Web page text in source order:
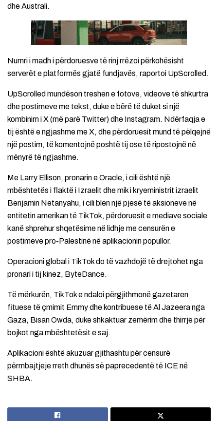
dhe Australi.
Numri i madh i përdoruesve të rinj rrëzoi përkohësisht
serverët e platformës gjatë fundjavës, raportoi UpScrolled.
UpScrolled mundëson treshen e fotove, videove të shkurtra
dhe postimeve me tekst, duke e bërë të duket si një
kombinim i X (më parë Twitter) dhe Instagram. Ndërfaqja e
tij është e ngjashme me X, dhe përdoruesit mund të pëlqejnë
një postim, të komentojnë poshtë tij ose të ripostojnë në
mënyrë të ngjashme.
Me Larry Ellison, pronarin e Oracle, i cili është një
mbështetës i flaktë i Izraelit dhe mik i kryeministrit izraelit
Benjamin Netanyahu, i cili blen një pjesë të aksioneve në
entitetin amerikan të TikTok, përdoruesit e mediave sociale
kanë shprehur shqetësime në lidhje me censurën e
postimeve pro-Palestinë në aplikacionin popullor.
Operacioni global i TikTok do të vazhdojë të drejtohet nga
pronari i tij kinez, ByteDance.
Të mërkurën, TikTok e ndaloi përgjithmonë gazetaren
fituese të çmimit Emmy dhe kontribuese të Al Jazeera nga
Gaza, Bisan Owda, duke shkaktuar zemërim dhe thirrje për
bojkot nga mbështetësit e saj.
Aplikacioni është akuzuar gjithashtu për censurë
përmbajtjeje rreth dhunës së paprecedentë të ICE në
SHBA.